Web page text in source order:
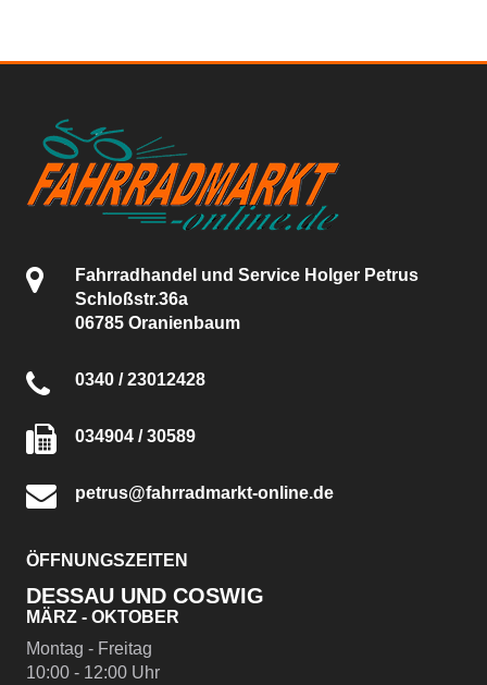
Fahrradhandel und Service Holger Petrus
Schloßstr.36a
06785 Oranienbaum
0340 / 23012428
034904 / 30589
petrus@fahrradmarkt-online.de
ÖFFNUNGSZEITEN
DESSAU UND COSWIG
MÄRZ - OKTOBER
Montag - Freitag
10:00 - 12:00 Uhr